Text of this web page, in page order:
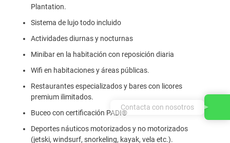
Plantation.
Sistema de lujo todo incluido
Actividades diurnas y nocturnas
Minibar en la habitación con reposición diaria
Wifi en habitaciones y áreas públicas.
Restaurantes especializados y bares con licores
premium ilimitados.
Buceo con certificación PADI®
Deportes náuticos motorizados y no motorizados
(jetski, windsurf, snorkeling, kayak, vela etc.).
Contacta con nosotros